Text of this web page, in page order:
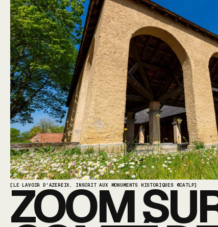
[LE LAVOIR D'AZEREIX, INSCRIT AUX MONUMENTS HISTORIQUES ©CATLP]
ZOOM